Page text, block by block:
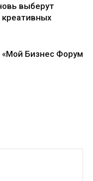
выберут
«Мой Бизнес Форум